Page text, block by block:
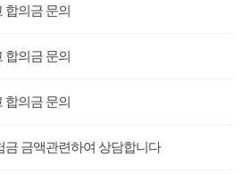
합의금 문의
합의금 문의
합의금 문의
금 금액관련하여 상담합니다